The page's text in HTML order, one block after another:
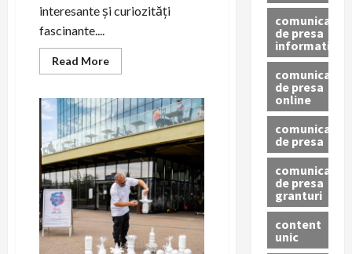
interesante și curiozități
fascinante....
Read MoreRead
more
–
Sursa
de
Știri
Online
România
comunicat
de presa
informativ
comunicat
de presa
online
comunicate
de presa
comunicate
de presa
granturi
content
unic